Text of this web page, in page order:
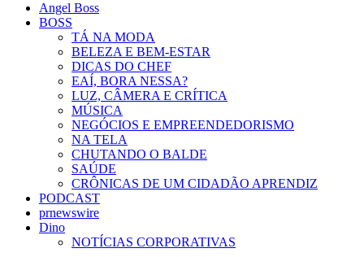
Angel Boss
BOSS
TÁ NA MODA
BELEZA E BEM-ESTAR
DICAS DO CHEF
EAÍ, BORA NESSA?
LUZ, CÂMERA E CRÍTICA
MÚSICA
NEGÓCIOS E EMPREENDEDORISMO
NA TELA
CHUTANDO O BALDE
SAÚDE
CRÔNICAS DE UM CIDADÃO APRENDIZ
PODCAST
prnewswire
Dino
NOTÍCIAS CORPORATIVAS